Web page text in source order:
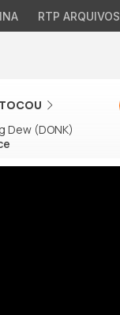
RTP ARQUIVOS
Dew (DONK)